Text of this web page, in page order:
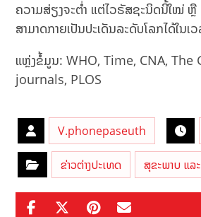
ຄວາມສ່ຽງຈະຕ່ຳ ແຕ່ໄວຣັສຊະນິດນີ້ໃໝ່
ສາມາດກາຍເປັນປະເດັນລະດັບໂລກໄດ້ໃນເ
ແຫຼ່ງຂໍ້ມູນ: WHO, Time, CNA, The
journals, PLOS
V.phonepaseuth
ຂ່າວຕ່າງປະເທດ ສຸຂະພາບ ແລ